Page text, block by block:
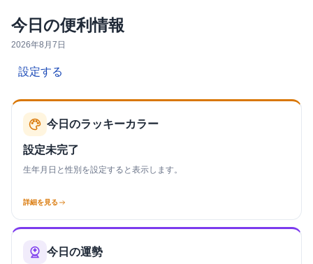
今日の便利情報
2026年8月7日
設定する
今日のラッキーカラー
設定未完了
生年月日と性別を設定すると表示します。
詳細を見る
今日の運勢